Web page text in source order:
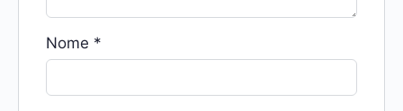
Nome *